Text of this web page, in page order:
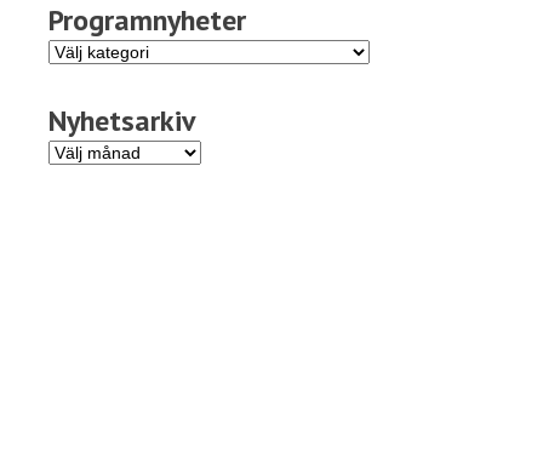
Programnyheter
Programnyheter
Nyhetsarkiv
Nyhetsarkiv